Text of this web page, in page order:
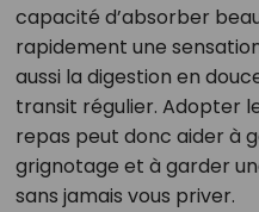
capacité d’absorber
rapidement une
aussi la digestion en
transit régulier. Adopter
repas peut donc aider à
grignotage et à garder
sans jamais vous priver.